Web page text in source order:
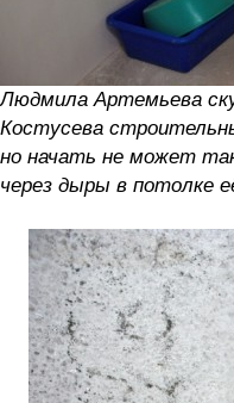
Людмила Артемьева
Костусева
но начать не может
через дыры в потолке